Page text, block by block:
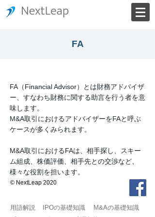
FA
FA（Financial Advisor）とは財務アドバイザ
ー、すなわち財務に関する助言を行う者を意
味します。
M&A取引におけるアドバイザーをFAと呼ぶ
ケースが多くみられます。
M&A取引におけるFAは、相手探し、スキー
ム組成、株価評価、相手先との交渉など、
様々な役割を担います。
© NextLeap 2020
用語解説 IPOの基礎知識 M&Aの基礎知識